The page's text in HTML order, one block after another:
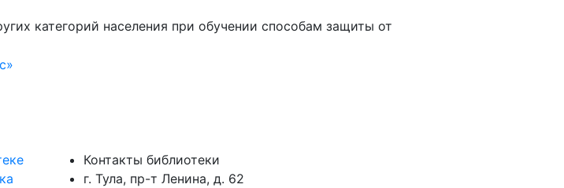
категорий населения при обучении способам защиты от
Контакты библиотеки
г. Тула, пр-т Ленина, д. 62